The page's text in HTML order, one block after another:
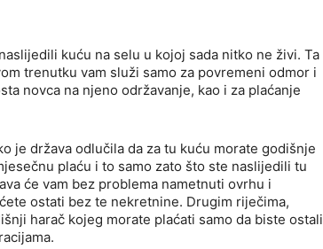
kuću na selu u kojoj sada nitko ne živi. Ta
trenutku vam služi samo za povremeni odmor i
novca na njeno održavanje, kao i za plaćanje
je država odlučila da za tu kuću morate godišnje
plaću i to samo zato što ste naslijedili tu
će vam bez problema nametnuti ovrhu i
ostati bez te nekretnine. Drugim riječima,
harač kojeg morate plaćati samo da biste ostali